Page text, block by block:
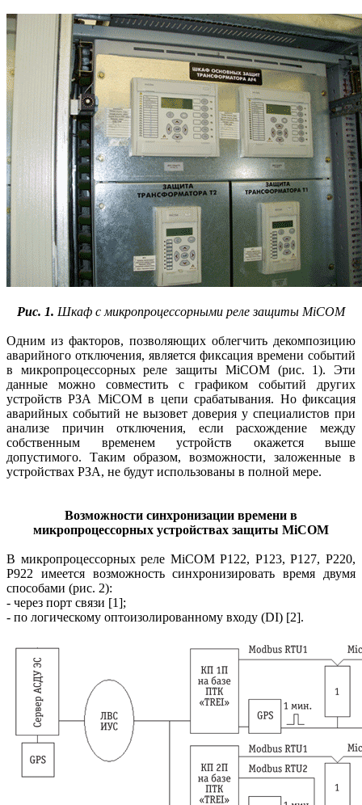
Рис. 1. Шкаф с микропроцессорными реле защиты MiCOM
Одним из факторов, позволяющих облегчить декомпозицию
аварийного отключения, является фиксация времени событий
в микропроцессорных реле защиты MiCOM (рис. 1). Эти
данные можно совместить с графиком событий других
устройств РЗА MiCOM в цепи срабатывания. Но фиксация
аварийных событий не вызовет доверия у специалистов при
анализе причин отключения, если расхождение между
собственным временем устройств окажется выше
допустимого. Таким образом, возможности, заложенные в
устройствах РЗА, не будут использованы в полной мере.
Возможности синхронизации времени в
микропроцессорных устройствах защиты MiCOM
В микропроцессорных реле MiCOM P122, P123, P127, P220,
P922 имеется возможность синхронизировать время двумя
способами (рис. 2):
- через порт связи [1];
- по логическому оптоизолированному входу (DI) [2].